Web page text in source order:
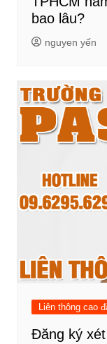
bao lâu?
nguyen yến
Liên thông cao
Đăng ký